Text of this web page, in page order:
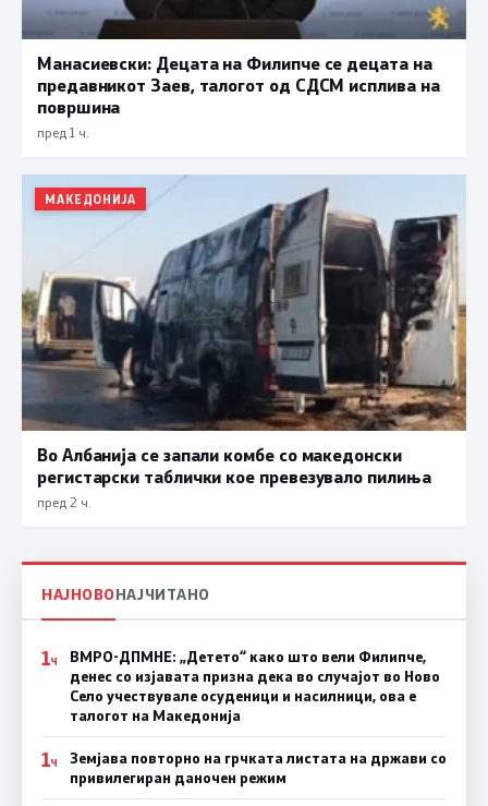
Манасиевски: Децата на Филипче се децата на
предавникот Заев, талогот од СДСМ исплива на
површина
пред 1 ч.
МАКЕДОНИЈА
Во Албанија се запали комбе со македонски
регистарски таблички кое превезувало пилиња
пред 2 ч.
НАЈНОВОНАЈЧИТАНО
1Ч
ВМРО-ДПМНЕ: „Детето“ како што вели Филипче,
денес со изјавата призна дека во случајот во Ново
Село учествувале осуденици и насилници, ова е
талогот на Македонија
1Ч
Земјава повторно на грчката листата на држави со
привилегиран даночен режим